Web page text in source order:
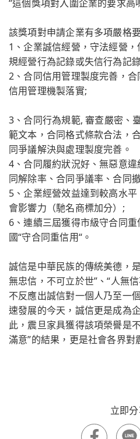
“這個獎項對入圍企業的要求
該獎項對申請企業有多項嚴格要
1、企業誠信經營，守法經營
規經營行為記錄或失信行為記錄
2、合同信用管理製度完善，
信用管理機製落實;
3、合同行為規範, 審查嚴密、
範文本，合同格式條款合法，
同爭議解決與處理製度完善。
4、合同履約狀況好、無惡意
同解除率、合同爭議率、合同
5、企業經營效益達到較高水
會影響力（馳名商標加分）;
6、連續三屆獲得市級守合同
國“守合同重信用“。
誠信是中華民族的傳統美德，
無忠信，不可立於世”、“人無
不反應出誠信對一個人乃至一
速發展的今天，誠信更是成為
此，震旦家具獲得該項榮譽是
滿意”的結果，更是社會各界對